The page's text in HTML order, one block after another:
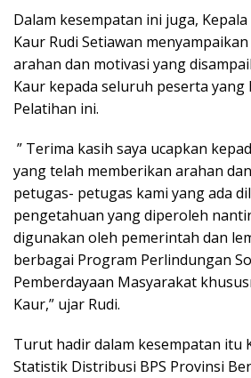
Dalam kesempatan ini juga,
Kaur Rudi Setiawan
arahan dan motivasi yang
Kaur kepada seluruh peserta yang
Pelatihan ini.
” Terima kasih saya ucapkan
yang telah memberikan arahan
petugas- petugas kami yang ada
pengetahuan yang diperoleh
digunakan oleh pemerintah dan
berbagai Program Perlindungan
Pemberdayaan Masyarakat
Kaur,” ujar Rudi.
Turut hadir dalam kesempatan itu
Statistik Distribusi BPS Provinsi